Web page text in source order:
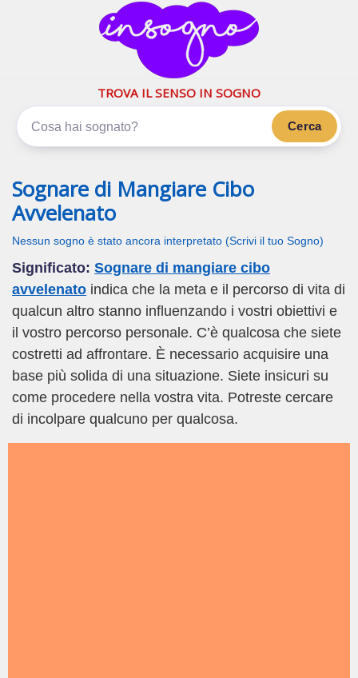
inSogno.com
I sogni significano di piùTROVA IL SENSO IN SOGNO
Cerca
Sognare di Mangiare Cibo
Avvelenato
Nessun sogno è stato ancora interpretato (Scrivi il tuo Sogno)
Significato: Sognare di mangiare cibo
avvelenato indica che la meta e il percorso di vita di
qualcun altro stanno influenzando i vostri obiettivi e
il vostro percorso personale. C’è qualcosa che siete
costretti ad affrontare. È necessario acquisire una
base più solida di una situazione. Siete insicuri su
come procedere nella vostra vita. Potreste cercare
di incolpare qualcuno per qualcosa.